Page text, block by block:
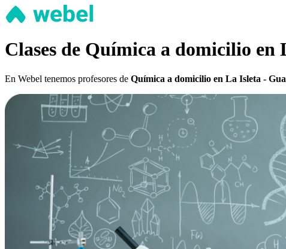
Clases de Química a domicilio
En Webel tenemos profesores de Química a domicilio en La Isleta -